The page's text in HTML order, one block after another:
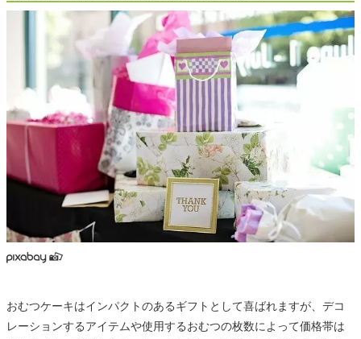
おむつケーキはインパクトのあるギフトとして喜ばれますが、デコ
レーションするアイテムや使用するおむつの枚数によって価格帯は